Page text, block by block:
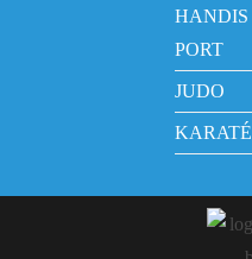
HANDIS
PORT
JUDO
KARATÉ